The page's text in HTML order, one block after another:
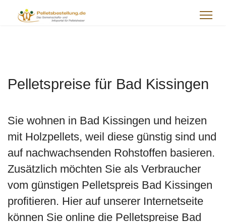
Pelletspreise für Bad Kissingen
Sie wohnen in Bad Kissingen und heizen
mit Holzpellets, weil diese günstig sind und
auf nachwachsenden Rohstoffen basieren.
Zusätzlich möchten Sie als Verbraucher
vom günstigen Pelletspreis Bad Kissingen
profitieren. Hier auf unserer Internetseite
können Sie online die Pelletspreise Bad